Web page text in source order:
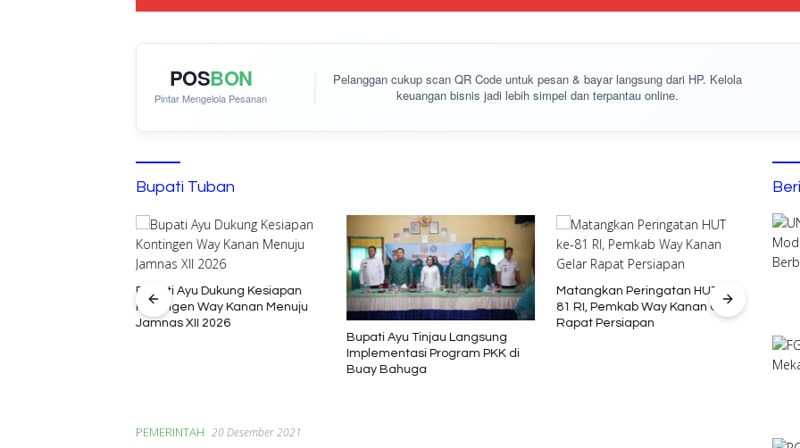
POSBON
Pintar Mengelola Pesanan
Pelanggan cukupscan QR Code untuk pesan & bayar langsung dari HP. Kelola
keuangan bisnis jadi lebih simpel dan terpantau online.
Bupati Tuban
Bupati Ayu Dukung Kesiapan
Kontingen Way Kanan Menuju
Jamnas XII 2026
Bupati Ayu Tinjau Langsung
Implementasi Program PKK di
Buay Bahuga
Matangkan Peringatan HUT ke-
81 RI, Pemkab Way Kanan Gelar
Rapat Persiapan
PEMERINTAH 20 Desember 2021